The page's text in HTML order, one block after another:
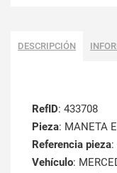
DESCRIPCIÓN
RefID: 433708
Pieza: MANETA
Referencia pieza:
Vehículo: